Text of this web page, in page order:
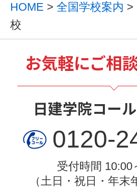
HOME > 全国学校案内 >
校
お気軽にご相
日建学院コー
0120-
受付時間 10:00
（土日・祝日・年末